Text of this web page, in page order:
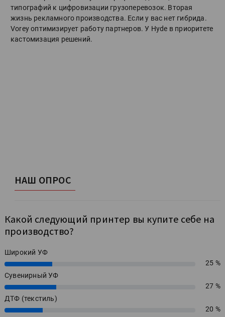
типографий к цифровизации грузоперевозок. Вторая
жизнь рекламного производства. Если у вас нет гибрида.
Vorey оптимизирует работу партнеров. У Hyde в приоритете
кастомизация решений.
НАШ ОПРОС
Какой следующий принтер вы купите себе на
производство?
Широкий УФ
25%
25 %
Сувенирный УФ
27%
27 %
ДТФ (текстиль)
20%
20 %